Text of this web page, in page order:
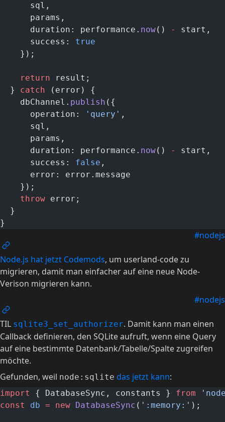
      sql,
      params,
      duration: performance.
now() -
start,
      success:
true
    });
    return
result;
  }
catch (error) {
    dbChannel.
publish ({
      operation:
'query' ,
      sql,
      params,
      duration: performance.
now() -
start,
      success:
false ,
      error: error.message
    });
    throw
error;
  }
}
#nodejs
Node.js hat jetzt Codemods, um userland-code zu
migrieren, damit man einfacher auf eine neue Node-
Verison migrieren kann.
#nodejs
TIL sqlite3_set_authorizer. Damit kann man einen
Callback definieren, den SQLite aufruft, wenn eine Query
auf eine bestimmte Datenbank/Tabelle/Spalte zugreifen
möchte.
Gefunden, weil node:sqlite das jetzt kann:
import { DatabaseSync, constants } from
const
db = new DatabaseSync ( ':memory:' );